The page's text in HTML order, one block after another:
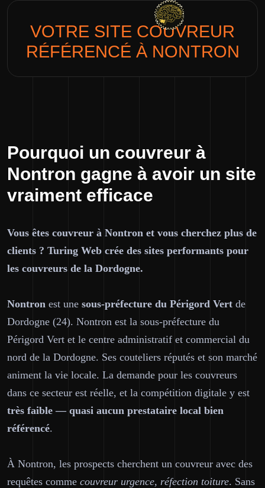
VOTRE SITE COUVREUR
RÉFÉRENCÉ À NONTRON
Pourquoi un couvreur à
Nontron gagne à avoir un site
vraiment efficace
Vous êtes couvreur à Nontron et vous cherchez plus de
clients ? Turing Web crée des sites performants pour
les couvreurs de la Dordogne.
Nontron est une sous-préfecture du Périgord Vert de
Dordogne (24). Nontron est la sous-préfecture du
Périgord Vert et le centre administratif et commercial du
nord de la Dordogne. Ses couteliers réputés et son marché
animent la vie locale. La demande pour les couvreurs
dans ce secteur est réelle, et la compétition digitale y est
très faible — quasi aucun prestataire local bien
référencé.
À Nontron, les prospects cherchent un couvreur avec des
requêtes comme couvreur urgence, réfection toiture. Sans